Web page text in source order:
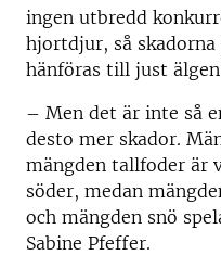
ingen utbredd
hjortdjur, så
hänföras till just
– Men det är inte så
desto mer skador.
mängden tallfoder är
söder, medan
och mängden snö
Sabine Pfeffer.